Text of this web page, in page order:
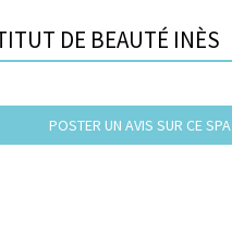
DE BEAUTÉ INÈS
POSTER UN AVIS SUR CE SPA